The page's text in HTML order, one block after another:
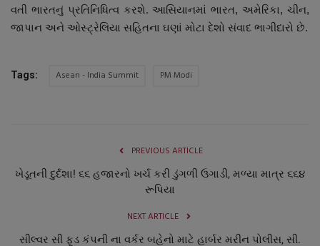
વતી ભારતનું પ્રતિનિધિત્વ કરશે. આસિયાનમાં ભારત, અમેરિકા, ચીન,
જાપાન અને ઓસ્ટ્રેલિયા સહિતના ઘણાં મોટા દેશો સંવાદ ભાગીદારો છે.
Tags: Asean - India Summit PM Modi
PREVIOUS ARTICLE
ખેડૂતની દુર્દશા! ૬૬ હજારનો ખર્ચ કરી ડુંગળી ઉગાડી, મળ્યા માત્ર ૬૬૪
રૂપિયા
NEXT ARTICLE
સીલ્વર સી ફૂડ કંપની ના વર્કર બહેનો માટે હાર્બર મરીન પોલીસ, સી.